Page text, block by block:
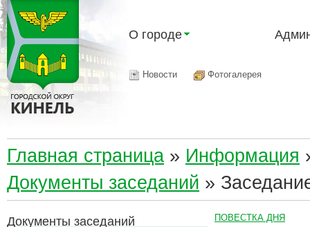
О городе
Новости Фотогалерея
Главная страница » Информация
Документы заседаний »
Документы заседаний
ПОВЕСТКА ДНЯ